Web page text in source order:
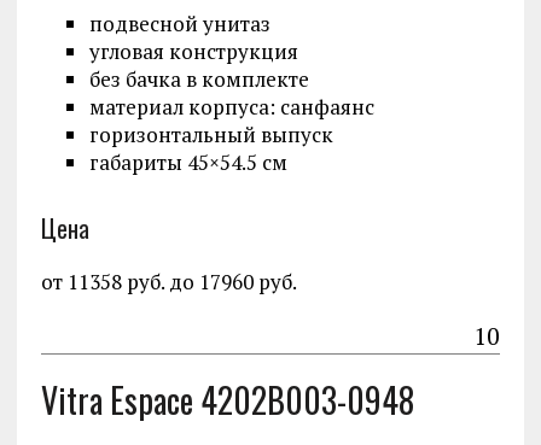
подвесной унитаз
угловая конструкция
без бачка в комплекте
материал корпуса: санфаянс
горизонтальный выпуск
габариты 45×54.5 см
Цена
от 11358 руб. до 17960 руб.
10
Vitra Espace 4202B003-0948